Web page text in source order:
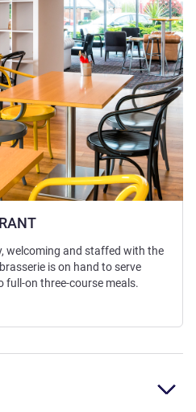
welcoming and staffed with the
is on hand to serve
on three-course meals.